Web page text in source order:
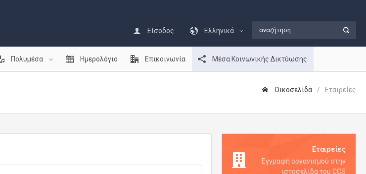
Είσοδος Ελληνικά
Πολυμέσα Ημερολόγιο Επικοινωνία Μέσα Κοινωνικής Δικτύωσης
Οικοσελίδα Εταιρείες
Εταιρείες
Εγγραφή οργανισμού στην
ιστοσελίδα του CCS